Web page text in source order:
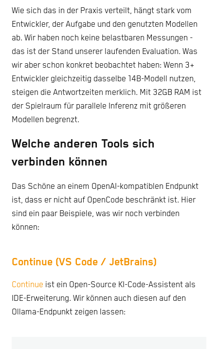
Wie sich das in der Praxis verteilt, hängt stark vom
Entwickler, der Aufgabe und den genutzten Modellen
ab. Wir haben noch keine belastbaren Messungen -
das ist der Stand unserer laufenden Evaluation. Was
wir aber schon konkret beobachtet haben: Wenn 3+
Entwickler gleichzeitig dasselbe 14B-Modell nutzen,
steigen die Antwortzeiten merklich. Mit 32GB RAM ist
der Spielraum für parallele Inferenz mit größeren
Modellen begrenzt.
Welche anderen Tools sich
verbinden können
Das Schöne an einem OpenAI-kompatiblen Endpunkt
ist, dass er nicht auf OpenCode beschränkt ist. Hier
sind ein paar Beispiele, was wir noch verbinden
können:
Continue (VS Code / JetBrains)
Continue ist ein Open-Source KI-Code-Assistent als
IDE-Erweiterung. Wir können auch diesen auf den
Ollama-Endpunkt zeigen lassen: